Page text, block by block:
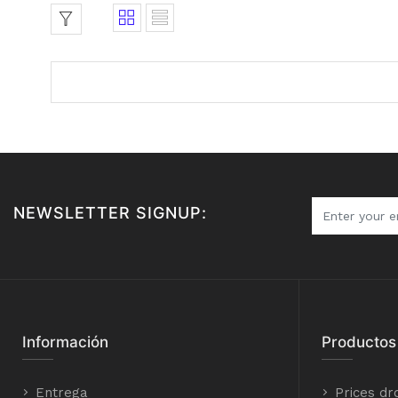
NEWSLETTER SIGNUP:
Información
Entrega
Productos
Prices